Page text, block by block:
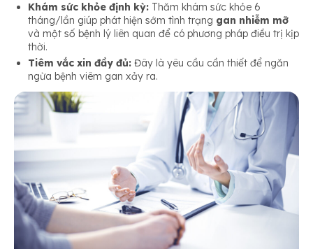
Khám sức khỏe định kỳ: Thăm khám sức khỏe 6
tháng/lần giúp phát hiện sớm tình trạng gan nhiễm mỡ
và một số bệnh lý liên quan để có phương pháp điều trị kịp
thời.
Tiêm vắc xin đầy đủ: Đây là yêu cầu cần thiết để ngăn
ngừa bệnh viêm gan xảy ra.